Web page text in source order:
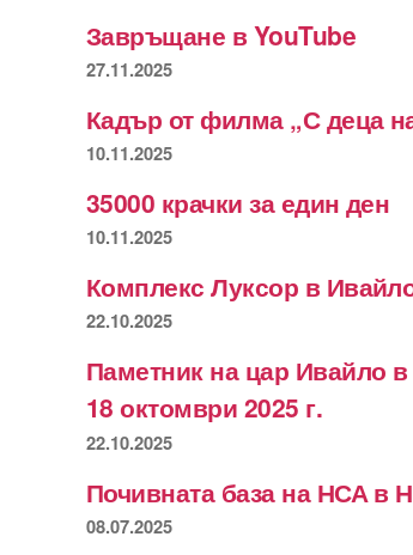
Завръщане в YouTube
27.11.2025
Кадър от филма „С деца
10.11.2025
35000 крачки за един ден
10.11.2025
Комплекс Луксор в
22.10.2025
Паметник на цар Ивайло
18 октомври 2025 г.
22.10.2025
Почивната база на НСА в
08.07.2025